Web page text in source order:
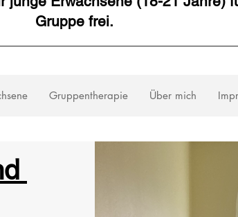
Gruppe frei.
Gruppentherapie Über mich